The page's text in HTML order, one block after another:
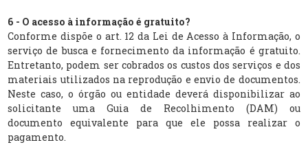
6 - O acesso à informação é gratuito?
Conforme dispõe o art. 12 da Lei de Acesso à Informação, o
serviço de busca e fornecimento da informação é gratuito.
Entretanto, podem ser cobrados os custos dos serviços e dos
materiais utilizados na reprodução e envio de documentos.
Neste caso, o órgão ou entidade deverá disponibilizar ao
solicitante uma Guia de Recolhimento (DAM) ou
documento equivalente para que ele possa realizar o
pagamento.